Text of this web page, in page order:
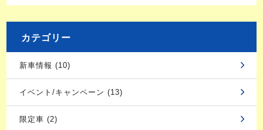
カテゴリー
新車情報 (10)
イベント/キャンペーン (13)
限定車 (2)